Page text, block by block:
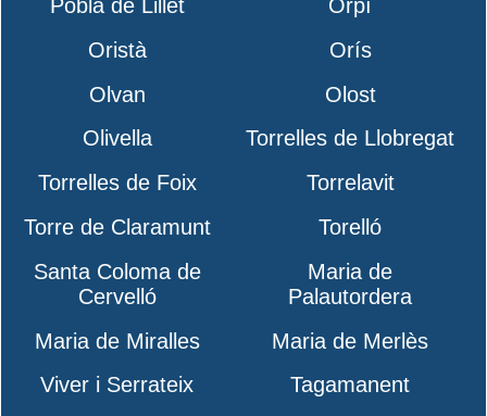
Pobla de Lillet
Orpí
Oristà
Orís
Olvan
Olost
Olivella
Torrelles de Llobregat
Torrelles de Foix
Torrelavit
Torre de Claramunt
Torelló
Santa Coloma de
Cervelló
Maria de
Palautordera
Maria de Miralles
Maria de Merlès
Viver i Serrateix
Tagamanent